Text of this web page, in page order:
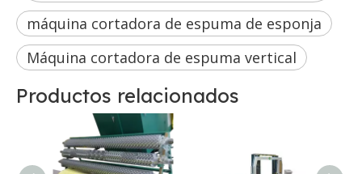
máquina cortadora de espuma de esponja
Máquina cortadora de espuma vertical
Productos relacionados